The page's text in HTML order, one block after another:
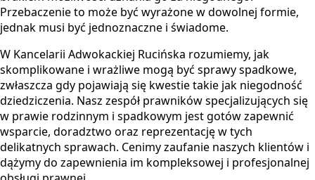
Przebaczenie to może być wyrażone w dowolnej formie,
jednak musi być jednoznaczne i świadome.
W Kancelarii Adwokackiej Rucińska rozumiemy, jak
skomplikowane i wrażliwe mogą być sprawy spadkowe,
zwłaszcza gdy pojawiają się kwestie takie jak niegodność
dziedziczenia. Nasz zespół prawników specjalizujących się
w prawie rodzinnym i spadkowym jest gotów zapewnić
wsparcie, doradztwo oraz reprezentację w tych
delikatnych sprawach. Cenimy zaufanie naszych klientów i
dążymy do zapewnienia im kompleksowej i profesjonalnej